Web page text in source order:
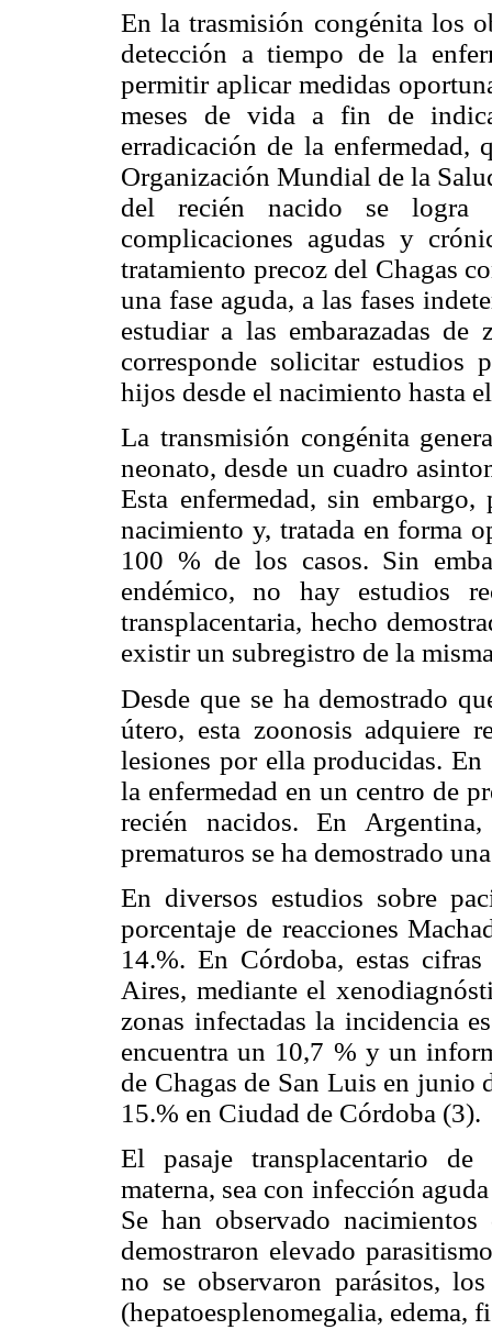
En la trasmisión congénita los
detección a tiempo de la
permitir aplicar medidas
meses de vida a fin de
erradicación de la enfermedad,
Organización Mundial de la
del recién nacido se logra
complicaciones agudas y
tratamiento precoz del Chagas
una fase aguda, a las fases
estudiar a las embarazadas de
corresponde solicitar estudios
hijos desde el nacimiento hasta
La transmisión congénita
neonato, desde un cuadro
Esta enfermedad, sin
nacimiento y, tratada en forma
100 % de los casos. Sin
endémico, no hay estudios
transplacentaria, hecho
existir un subregistro de la
Desde que se ha demostrado
útero, esta zoonosis adquiere
lesiones por ella producidas.
la enfermedad en un centro de
recién nacidos. En
prematuros se ha demostrado
En diversos estudios sobre
porcentaje de reacciones
14.%. En Córdoba, estas
Aires, mediante el
zonas infectadas la incidencia
encuentra un 10,7 % y un
de Chagas de San Luis en junio
15.% en Ciudad de Córdoba (3).
El pasaje transplacentario
materna, sea con infección
Se han observado
demostraron elevado
no se observaron parásitos,
(hepatoesplenomegalia, edema,